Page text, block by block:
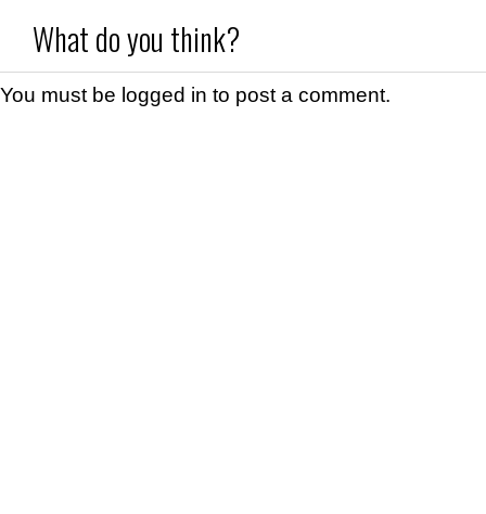
What do you think?
You must be logged in to post a comment.